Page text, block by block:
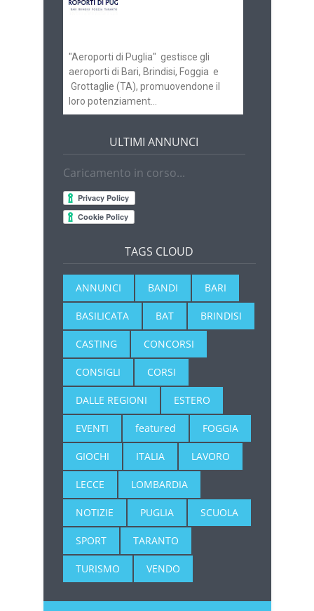
"Aeroporti di Puglia" gestisce gli
aeroporti di Bari, Brindisi, Foggia e
Grottaglie (TA), promuovendone il
loro potenziament...
ULTIMI ANNUNCI
Caricamento in corso...
TAGS CLOUD
ANNUNCI BANDI BARI
BASILICATA BAT BRINDISI
CASTING CONCORSI
CONSIGLI CORSI
DALLE REGIONI ESTERO
EVENTI featured FOGGIA
GIOCHI ITALIA LAVORO
LECCE LOMBARDIA
NOTIZIE PUGLIA SCUOLA
SPORT TARANTO
TURISMO VENDO